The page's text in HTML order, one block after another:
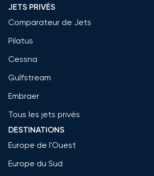
JETS PRIVÉS
Comparateur de Jets
Pilatus
Cessna
Gulfstream
Embraer
Tous les jets privés
DESTINATIONS
Europe de l'Ouest
Europe du Sud